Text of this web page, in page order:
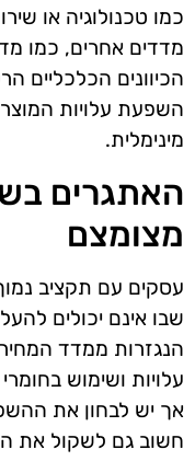
כמו טכנולוגיה או
מדדים אחרים, כמו
הכיוונים הכלכליים
השפעת עלויות
מינימלית.
האתגרים
מצומצם
עסקים עם תקציב
שבו אינם יכולים
הנגזרות ממדד
עלויות ושימוש
אך יש לבחון את
חשוב גם לשקול את